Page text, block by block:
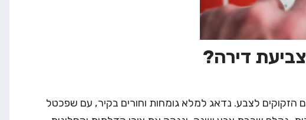
דירה?
הזקוקים לצבע. נדאג למלא גומחות וחורים בקיר, עם שפכטל